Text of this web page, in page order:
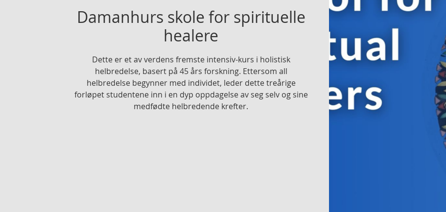
Damanhurs skole for spirituelle
healere
Dette er et av verdens fremste intensiv-kurs i holistisk
helbredelse, basert på 45 års forskning. Ettersom all
helbredelse begynner med individet, leder dette treårige
forløpet studentene inn i en dyp oppdagelse av seg selv og sine
medfødte helbredende krefter.